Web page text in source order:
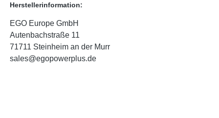
Herstellerinformation:
EGO Europe GmbH
Autenbachstraße 11
71711 Steinheim an der Murr
sales@egopowerplus.de